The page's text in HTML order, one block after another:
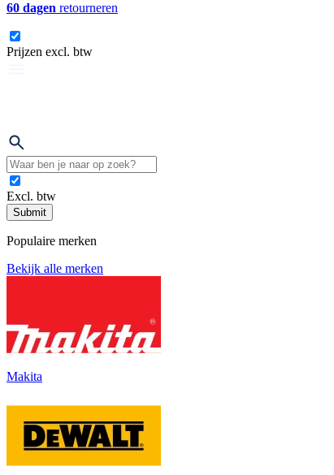
60 dagen retourneren
Prijzen excl. btw
Excl. btw
Submit
Populaire merken
Bekijk alle merken
Makita